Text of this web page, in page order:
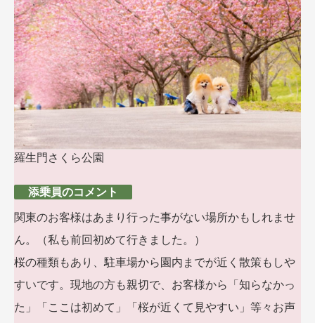
羅生門さくら公園
添乗員のコメント
関東のお客様はあまり行った事がない場所かもしれませ
ん。（私も前回初めて行きました。）
桜の種類もあり、駐車場から園内までが近く散策もしや
すいです。現地の方も親切で、お客様から「知らなかっ
た」「ここは初めて」「桜が近くて見やすい」等々お声